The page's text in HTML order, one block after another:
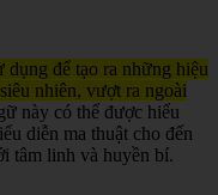
để tạo ra những hiệu
nhiên, vượt ra ngoài
này có thể được hiểu
diễn ma thuật cho đến
tâm linh và huyền bí.